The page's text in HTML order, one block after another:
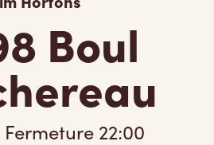
Boul
Fermeture 22:00